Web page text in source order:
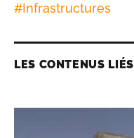
#Infrastructures
LES CONTENUS LIÉS